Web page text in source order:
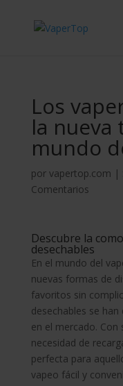
productos
Los
la nueva
mundo
por vapertop.com |
Comentarios
Descubre la
desechables
En el mundo del
nuevas formas de
favoritos sin
desechables se
en el mercado.
necesidad de
perfecta para
vapeo fácil y